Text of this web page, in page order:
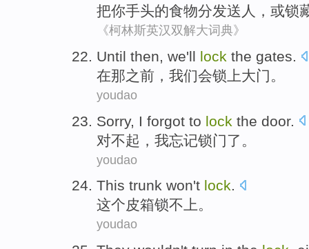
把你手头的食物分发送人， 或锁
《柯林斯英汉双解大词典》
Until then, we'll lock the gates.
在那之前 ， 我们会锁上大门。
youdao
Sorry, I forgot to lock the door.
对不起 ， 我忘记锁门了。
youdao
This trunk won't lock.
这个皮箱锁不 上。
youdao